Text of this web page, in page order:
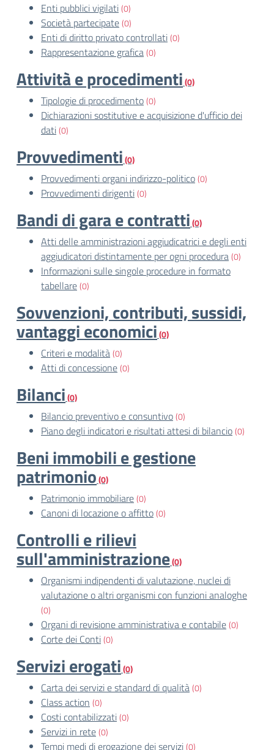
Enti pubblici vigilati(0)
Società partecipate(0)
Enti di diritto privato controllati(0)
Rappresentazione grafica(0)
Attività e procedimenti(0)
Tipologie di procedimento(0)
Dichiarazioni sostitutive e acquisizione d'ufficio dei
dati(0)
Provvedimenti(0)
Provvedimenti organi indirizzo-politico(0)
Provvedimenti dirigenti(0)
Bandi di gara e contratti(0)
Atti delle amministrazioni aggiudicatrici e degli enti
aggiudicatori distintamente per ogni procedura(0)
Informazioni sulle singole procedure in formato
tabellare(0)
Sovvenzioni, contributi, sussidi,
vantaggi economici(0)
Criteri e modalità(0)
Atti di concessione(0)
Bilanci(0)
Bilancio preventivo e consuntivo(0)
Piano degli indicatori e risultati attesi di bilancio(0)
Beni immobili e gestione
patrimonio(0)
Patrimonio immobiliare(0)
Canoni di locazione o affitto(0)
Controlli e rilievi
sull'amministrazione(0)
Organismi indipendenti di valutazione, nuclei di
valutazione o altri organismi con funzioni analoghe
(0)
Organi di revisione amministrativa e contabile(0)
Corte dei Conti(0)
Servizi erogati(0)
Carta dei servizi e standard di qualità(0)
Class action (0)
Costi contabilizzati(0)
Servizi in rete(0)
Tempi medi di erogazione dei servizi(0)